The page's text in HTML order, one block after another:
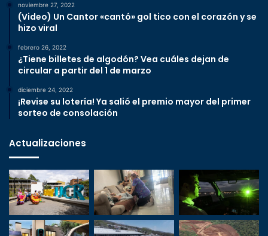
noviembre 27, 2022
(Video) Un Cantor «cantó» gol tico con el corazón y se
hizo viral
febrero 26, 2022
¿Tiene billetes de algodón? Vea cuáles dejan de
circular a partir del 1 de marzo
diciembre 24, 2022
¡Revise su lotería! Ya salió el premio mayor del primer
sorteo de consolación
Actualizaciones